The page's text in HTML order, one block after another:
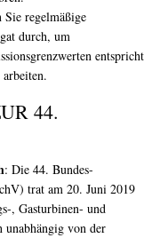
Sie regelmäßige
durch, um
entspricht
44.
: Die 44. Bundes-
trat am 20. Juni 2019
, Gasturbinen- und
unabhängig von der